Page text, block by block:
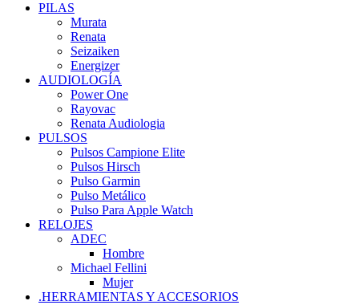
PILAS
Murata
Renata
Seizaiken
Energizer
AUDIOLOGÍA
Power One
Rayovac
Renata Audiologia
PULSOS
Pulsos Campione Elite
Pulsos Hirsch
Pulso Garmin
Pulso Metálico
Pulso Para Apple Watch
RELOJES
ADEC
Hombre
Michael Fellini
Mujer
.HERRAMIENTAS Y ACCESORIOS